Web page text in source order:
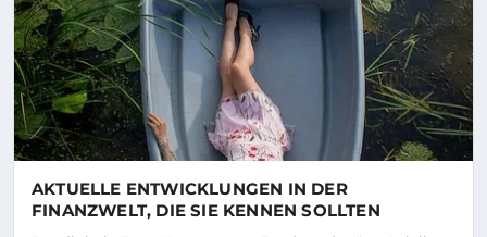
AKTUELLE ENTWICKLUNGEN IN DER
FINANZWELT, DIE SIE KENNEN SOLLTEN